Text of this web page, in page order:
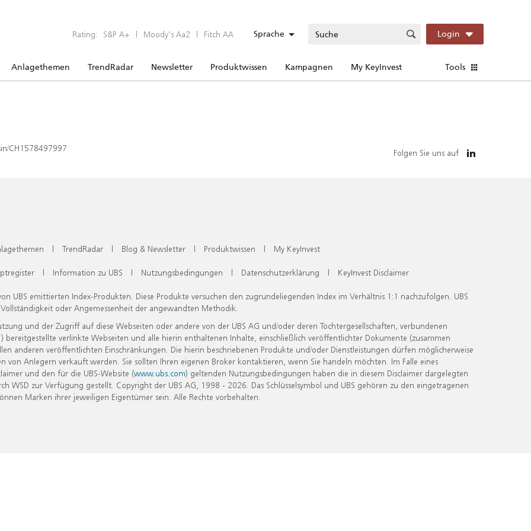
Rating: S&P A+ | Moody’s Aa2 | Fitch AA Sprache Login
Anlagethemen TrendRadar Newsletter Produktwissen Kampagnen My KeyInvest Tools
CH1578497997 Folgen Sie uns auf
| TrendRadar | Blog & Newsletter | Produktwissen | My KeyInvest
| Information zu UBS | Nutzungsbedingungen | Datenschutzerklärung | KeyInvest Disclaimer
UBS emittierten Index-Produkten. Diese Produkte versuchen den zugrundeliegenden Index im Verhältnis 1:1 nachzufolgen. UBS
oder Angemessenheit der angewandten Methodik.
und der Zugriff auf diese Webseiten oder andere von der UBS AG und/oder deren Tochtergesellschaften, verbundenen
verlinkte Webseiten und alle hierin enthaltenen Inhalte, einschließlich veröffentlichter Dokumente (zusammen
anderen veröffentlichten Einschränkungen. Die hierin beschriebenen Produkte und/oder Dienstleistungen dürfen möglicherweise
Anlegern verkauft werden. Sie sollten Ihren eigenen Broker kontaktieren, wenn Sie handeln möchten. Im Falle eines
und den für die UBS-Website (www.ubs.com) geltenden Nutzungsbedingungen haben die in diesem Disclaimer dargelegten
zur Verfügung gestellt. Copyright der UBS AG, 1998 - 2026. Das Schlüsselsymbol und UBS gehören zu den eingetragenen
Marken ihrer jeweiligen Eigentümer sein. Alle Rechte vorbehalten.